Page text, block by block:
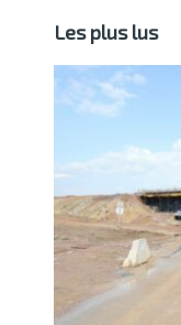
Les plus lus